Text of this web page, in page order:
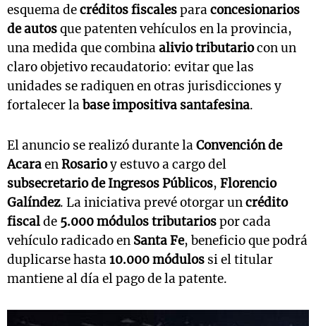
esquema decréditos fiscalesparaconcesionarios
de autosque patenten vehículos en la provincia,
una medida que combinaalivio tributariocon un
claro objetivo recaudatorio: evitar que las
unidades se radiquen en otras jurisdicciones y
fortalecer labase impositiva santafesina.
El anuncio se realizó durante laConvención de
AcaraenRosarioy estuvo a cargo del
subsecretario de Ingresos Públicos, Florencio
Galíndez. La iniciativa prevé otorgar uncrédito
fiscalde 5.000 módulos tributariospor cada
vehículo radicado en Santa Fe, beneficio que podrá
duplicarse hasta10.000 módulos si el titular
mantiene al día el pago de la patente.